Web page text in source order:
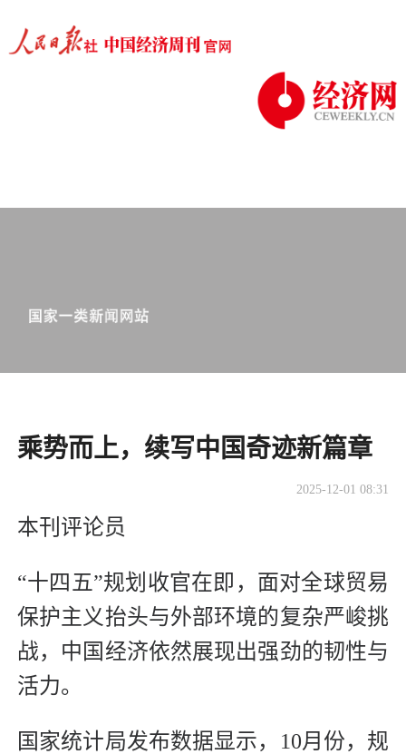
乘势而上，续写中国奇迹新篇章
2025-12-01 08:31
本刊评论员
“十四五”规划收官在即，面对全球贸易
保护主义抬头与外部环境的复杂严峻挑
战，中国经济依然展现出强劲的韧性与
活力。
国家统计局发布数据显示，10月份，规